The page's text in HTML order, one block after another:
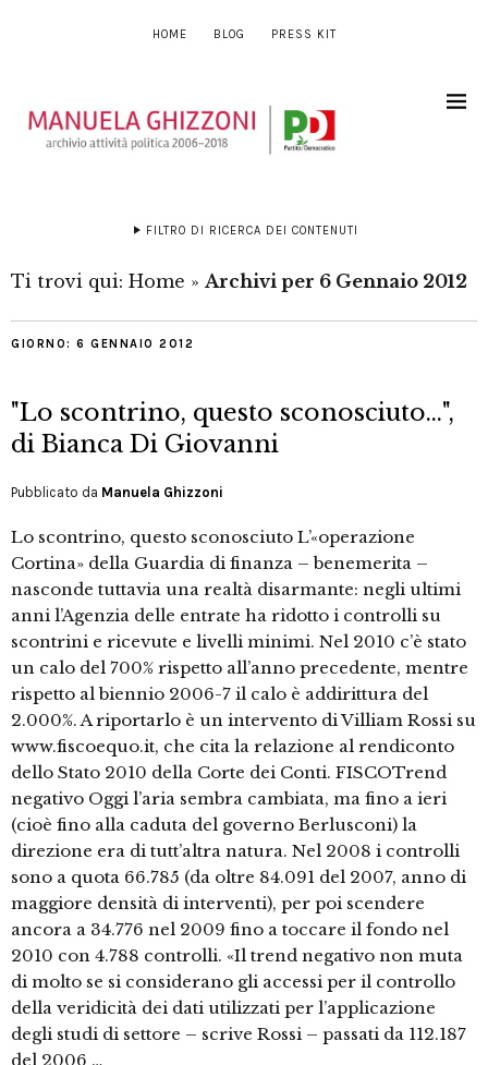
HOME BLOG PRESS KIT
FILTRO DI RICERCA DEI CONTENUTI
Ti trovi qui: Home » Archivi per 6 Gennaio 2012
GIORNO: 6 GENNAIO 2012
"Lo scontrino, questo sconosciuto…",
di Bianca Di Giovanni
Pubblicato da Manuela Ghizzoni
Lo scontrino, questo sconosciuto L’«operazione
Cortina» della Guardia di finanza – benemerita –
nasconde tuttavia una realtà disarmante: negli ultimi
anni l’Agenzia delle entrate ha ridotto i controlli su
scontrini e ricevute e livelli minimi. Nel 2010 c’è stato
un calo del 700% rispetto all’anno precedente, mentre
rispetto al biennio 2006-7 il calo è addirittura del
2.000%. A riportarlo è un intervento di Villiam Rossi su
www.fiscoequo.it, che cita la relazione al rendiconto
dello Stato 2010 della Corte dei Conti. FISCOTrend
negativo Oggi l’aria sembra cambiata, ma fino a ieri
(cioè fino alla caduta del governo Berlusconi) la
direzione era di tutt’altra natura. Nel 2008 i controlli
sono a quota 66.785 (da oltre 84.091 del 2007, anno di
maggiore densità di interventi), per poi scendere
ancora a 34.776 nel 2009 fino a toccare il fondo nel
2010 con 4.788 controlli. «Il trend negativo non muta
di molto se si considerano gli accessi per il controllo
della veridicità dei dati utilizzati per l’applicazione
degli studi di settore – scrive Rossi – passati da 112.187
del 2006 …